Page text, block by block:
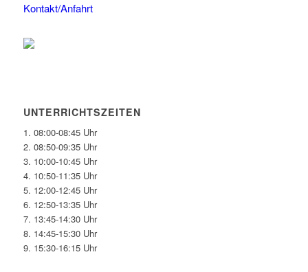
Kontakt/Anfahrt
UNTERRICHTSZEITEN
1. 08:00-08:45 Uhr
2. 08:50-09:35 Uhr
3. 10:00-10:45 Uhr
4. 10:50-11:35 Uhr
5. 12:00-12:45 Uhr
6. 12:50-13:35 Uhr
7. 13:45-14:30 Uhr
8. 14:45-15:30 Uhr
9. 15:30-16:15 Uhr